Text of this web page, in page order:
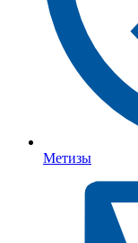
Метизы